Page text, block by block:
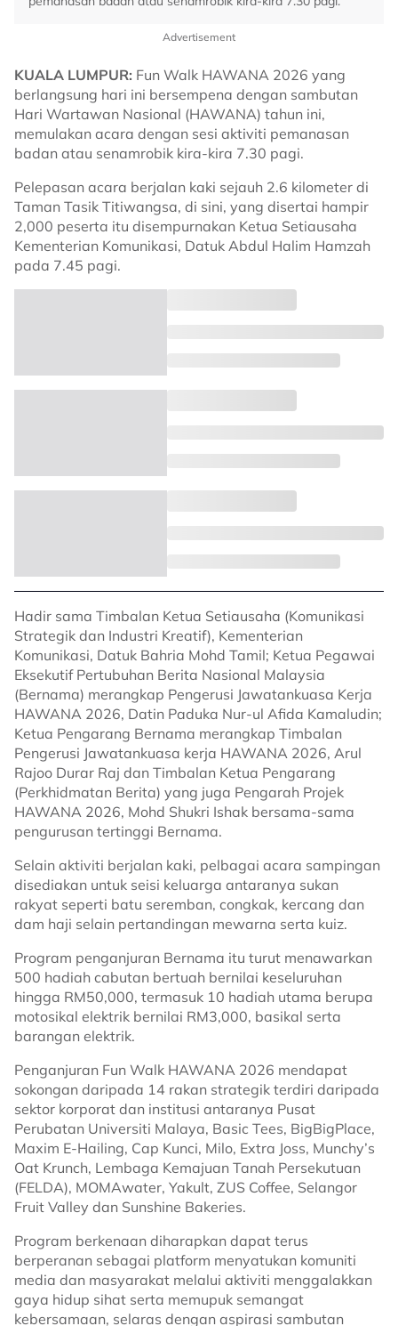
Advertisement
KUALA LUMPUR: Fun Walk HAWANA 2026 yang
berlangsung hari ini bersempena dengan sambutan
Hari Wartawan Nasional (HAWANA) tahun ini,
memulakan acara dengan sesi aktiviti pemanasan
badan atau senamrobik kira-kira 7.30 pagi.
Pelepasan acara berjalan kaki sejauh 2.6 kilometer di
Taman Tasik Titiwangsa, di sini, yang disertai hampir
2,000 peserta itu disempurnakan Ketua Setiausaha
Kementerian Komunikasi, Datuk Abdul Halim Hamzah
pada 7.45 pagi.
Hadir sama Timbalan Ketua Setiausaha (Komunikasi
Strategik dan Industri Kreatif), Kementerian
Komunikasi, Datuk Bahria Mohd Tamil; Ketua Pegawai
Eksekutif Pertubuhan Berita Nasional Malaysia
(Bernama) merangkap Pengerusi Jawatankuasa Kerja
HAWANA 2026, Datin Paduka Nur-ul Afida Kamaludin;
Ketua Pengarang Bernama merangkap Timbalan
Pengerusi Jawatankuasa kerja HAWANA 2026, Arul
Rajoo Durar Raj dan Timbalan Ketua Pengarang
(Perkhidmatan Berita) yang juga Pengarah Projek
HAWANA 2026, Mohd Shukri Ishak bersama-sama
pengurusan tertinggi Bernama.
Selain aktiviti berjalan kaki, pelbagai acara sampingan
disediakan untuk seisi keluarga antaranya sukan
rakyat seperti batu seremban, congkak, kercang dan
dam haji selain pertandingan mewarna serta kuiz.
Program penganjuran Bernama itu turut menawarkan
500 hadiah cabutan bertuah bernilai keseluruhan
hingga RM50,000, termasuk 10 hadiah utama berupa
motosikal elektrik bernilai RM3,000, basikal serta
barangan elektrik.
Penganjuran Fun Walk HAWANA 2026 mendapat
sokongan daripada 14 rakan strategik terdiri daripada
sektor korporat dan institusi antaranya Pusat
Perubatan Universiti Malaya, Basic Tees, BigBigPlace,
Maxim E-Hailing, Cap Kunci, Milo, Extra Joss, Munchy’s
Oat Krunch, Lembaga Kemajuan Tanah Persekutuan
(FELDA), MOMAwater, Yakult, ZUS Coffee, Selangor
Fruit Valley dan Sunshine Bakeries.
Program berkenaan diharapkan dapat terus
berperanan sebagai platform menyatukan komuniti
media dan masyarakat melalui aktiviti menggalakkan
gaya hidup sihat serta memupuk semangat
kebersamaan, selaras dengan aspirasi sambutan